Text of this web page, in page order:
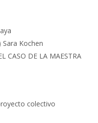
Sara Kochen
CASO DE LA MAESTRA
colectivo